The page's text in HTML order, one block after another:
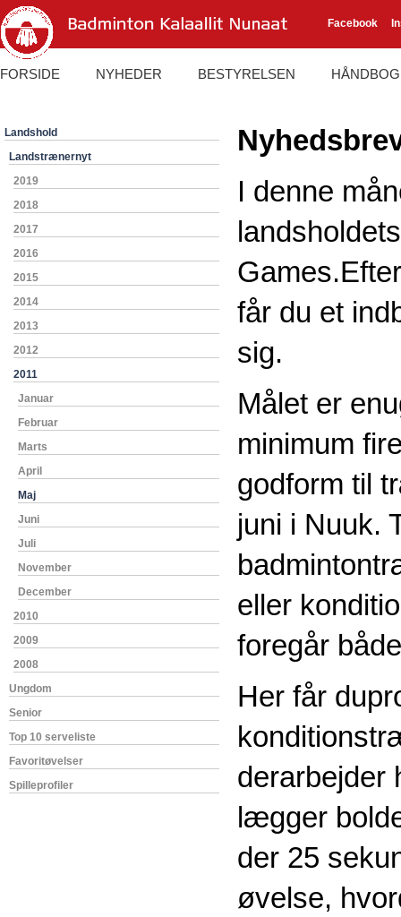
Facebook
FORSIDE NYHEDER BESTYRELSEN HÅNDBOG
Landshold
Landstrænernyt
2019
2018
2017
2016
2015
2014
2013
2012
2011
Januar
Februar
Marts
April
Maj
Juni
Juli
November
December
2010
2009
2008
Ungdom
Senior
Top 10 serveliste
Favoritøvelser
Spilleprofiler
I denne
får du et
sig.
Målet er
minimum
godform til
juni i Nuuk.
eller
foregår
Her får
derarbejder
lægger
der 25
øvelse,